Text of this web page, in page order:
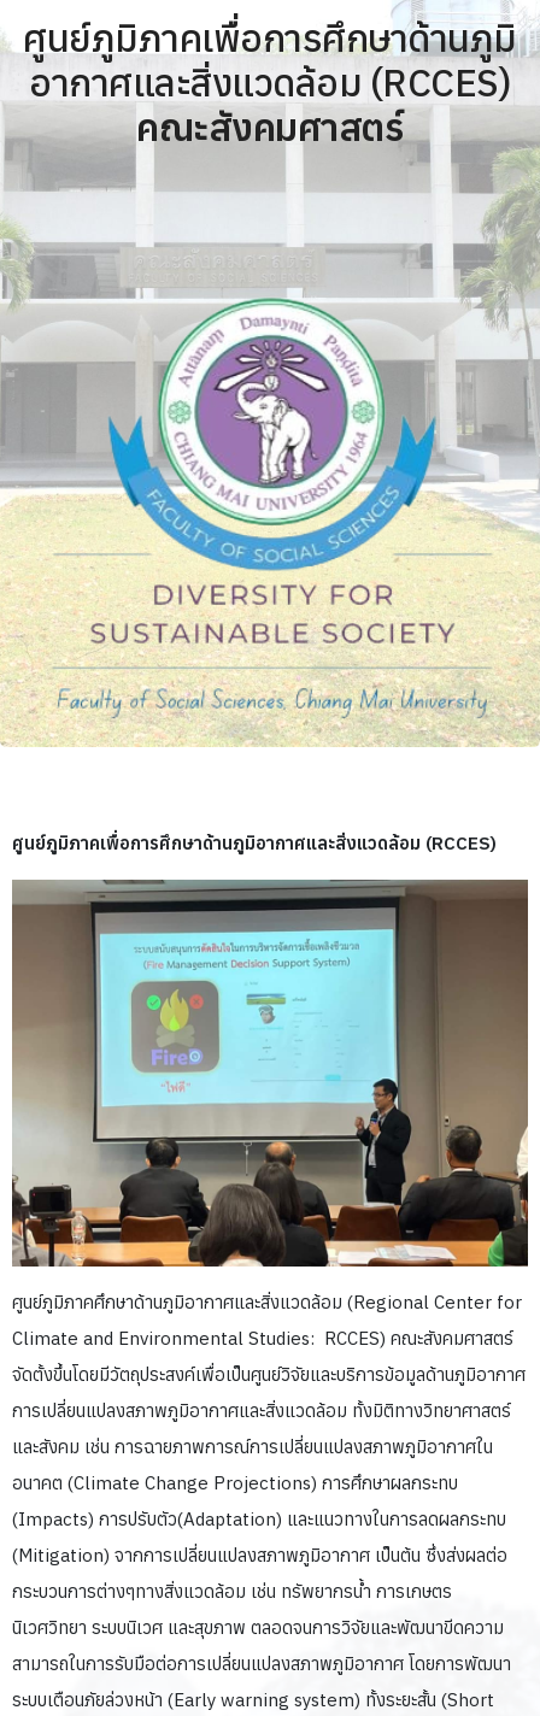
ศูนย์ภูมิภาคเพื่อการศึกษาด้านภูมิ
อากาศและสิ่งแวดล้อม (RCCES)
คณะสังคมศาสตร์
ศูนย์ภูมิภาคเพื่อการศึกษาด้านภูมิอากาศและสิ่งแวดล้อม (RCCES)
ศูนย์ภูมิภาคศึกษาด้านภูมิอากาศและสิ่งแวดล้อม (Regional Center for
Climate and Environmental Studies: RCCES) คณะสังคมศาสตร์
จัดตั้งขึ้นโดยมีวัตถุประสงค์เพื่อเป็นศูนย์วิจัยและบริการข้อมูลด้านภูมิอากาศ
การเปลี่ยนแปลงสภาพภูมิอากาศและสิ่งแวดล้อม ทั้งมิติทางวิทยาศาสตร์
และสังคม เช่น การฉายภาพการณ์การเปลี่ยนแปลงสภาพภูมิอากาศใน
อนาคต (Climate Change Projections) การศึกษาผลกระทบ
(Impacts) การปรับตัว(Adaptation) และแนวทางในการลดผลกระทบ
(Mitigation) จากการเปลี่ยนแปลงสภาพภูมิอากาศ เป็นต้น ซึ่งส่งผลต่อ
กระบวนการต่างๆทางสิ่งแวดล้อม เช่น ทรัพยากรน้ำ การเกษตร
นิเวศวิทยา ระบบนิเวศ และสุขภาพ ตลอดจนการวิจัยและพัฒนาขีดความ
สามารถในการรับมือต่อการเปลี่ยนแปลงสภาพภูมิอากาศ โดยการพัฒนา
ระบบเตือนภัยล่วงหน้า (Early warning system) ทั้งระยะสั้น (Short